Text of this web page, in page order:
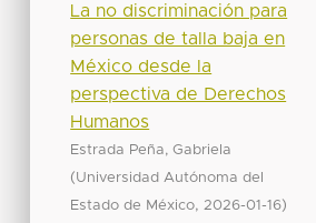
La no discriminación para
personas de talla baja en
México desde la
perspectiva de Derechos
Humanos
Estrada Peña, Gabriela
(Universidad Autónoma del
Estado de México, 2026-01-16)